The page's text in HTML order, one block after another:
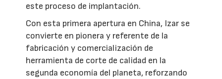
este proceso de implantación.
Con esta primera apertura en China, Izar se
convierte en pionera y referente de la
fabricación y comercialización de
herramienta de corte de calidad en la
segunda economía del planeta, reforzando